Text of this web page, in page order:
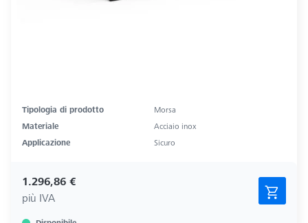
Tipologia di prodotto
Morsa
Materiale
Acciaio inox
Applicazione
Sicuro
1.296,86 €
più IVA